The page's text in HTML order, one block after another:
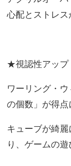
心配とストレス
★視認性アップ
ワーリング・
の個数」が得点
キューブが綺
り、ゲームの遊